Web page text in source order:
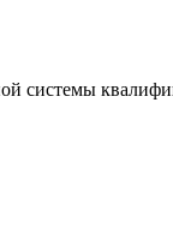
системы